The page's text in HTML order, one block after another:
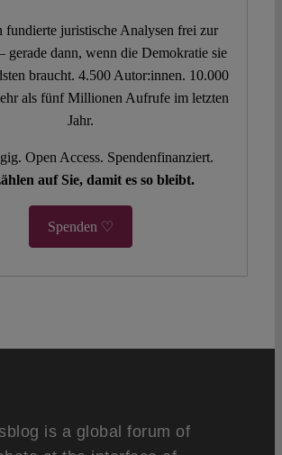
fundierte juristische Analysen frei zur
gerade dann, wenn die Demokratie sie
braucht. 4.500 Autor:innen. 10.000
als fünf Millionen Aufrufe im letzten
Jahr.
Open Access. Spendenfinanziert.
auf Sie, damit es so bleibt.
Spenden ♡
is a global forum of